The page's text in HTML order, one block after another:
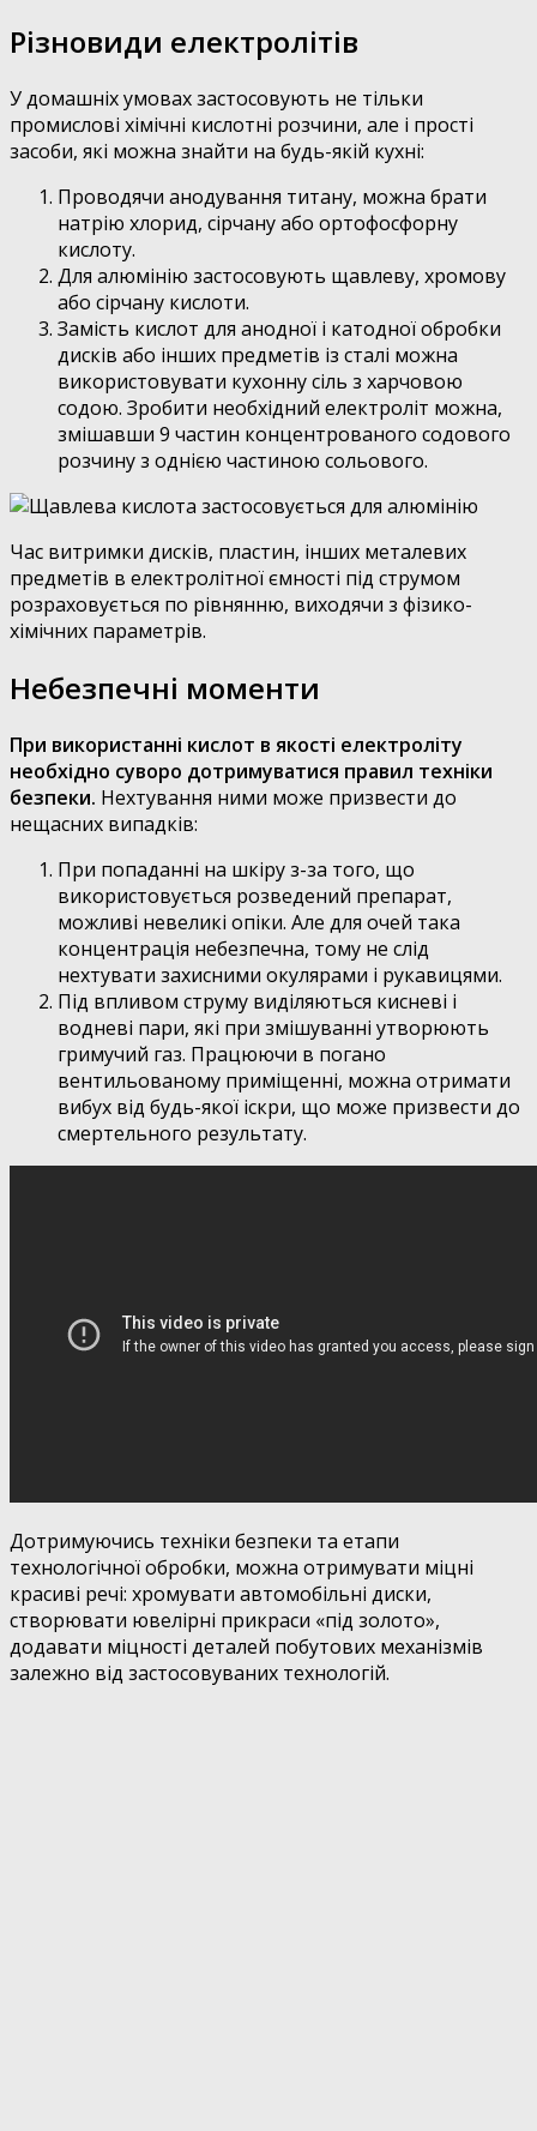
Різновиди електролітів
У домашніх умовах застосовують не тільки
промислові хімічні кислотні розчини, але і прості
засоби, які можна знайти на будь-якій кухні:
Проводячи анодування титану, можна брати
натрію хлорид, сірчану або ортофосфорну
кислоту.
Для алюмінію застосовують щавлеву, хромову
або сірчану кислоти.
Замість кислот для анодної і катодної обробки
дисків або інших предметів із сталі можна
використовувати кухонну сіль з харчовою
содою. Зробити необхідний електроліт можна,
змішавши 9 частин концентрованого содового
розчину з однією частиною сольового.
Час витримки дисків, пластин, інших металевих
предметів в електролітної ємності під струмом
розраховується по рівнянню, виходячи з фізико-
хімічних параметрів.
Небезпечні моменти
При використанні кислот в якості електроліту
необхідно суворо дотримуватися правил техніки
безпеки. Нехтування ними може призвести до
нещасних випадків:
При попаданні на шкіру з-за того, що
використовується розведений препарат,
можливі невеликі опіки. Але для очей така
концентрація небезпечна, тому не слід
нехтувати захисними окулярами і рукавицями.
Під впливом струму виділяються кисневі і
водневі пари, які при змішуванні утворюють
гримучий газ. Працюючи в погано
вентильованому приміщенні, можна отримати
вибух від будь-якої іскри, що може призвести до
смертельного результату.
Дотримуючись техніки безпеки та етапи
технологічної обробки, можна отримувати міцні
красиві речі: хромувати автомобільні диски,
створювати ювелірні прикраси «під золото»,
додавати міцності деталей побутових механізмів
залежно від застосовуваних технологій.